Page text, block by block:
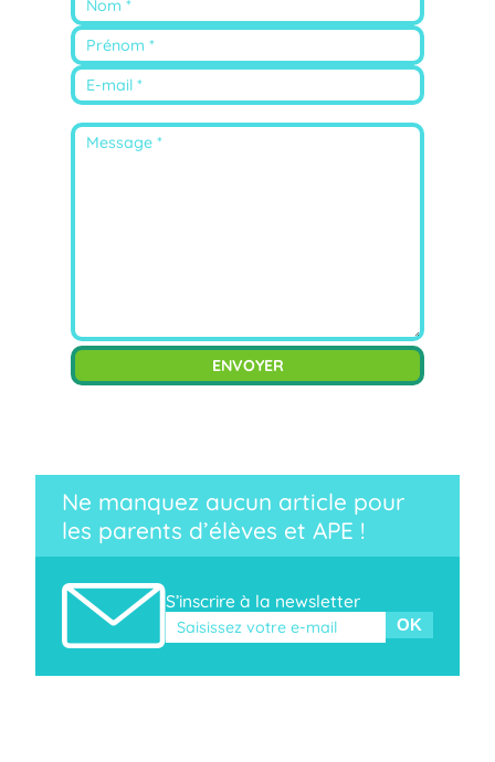
Ne manquez aucun article pour
les parents d’élèves et APE !
S’inscrire à la newsletter
Veuillez laisser ce champ vide.